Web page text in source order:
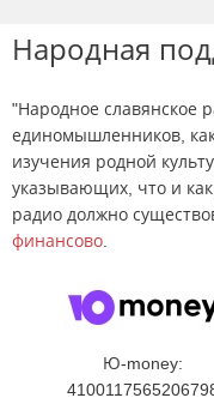
Народная
"Народное славянское
единомышленников,
изучения родной
указывающих, что и как
радио должно
финансово.
Ю-money: